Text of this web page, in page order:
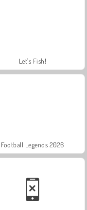
Let's Fish!
Football Legends 2026